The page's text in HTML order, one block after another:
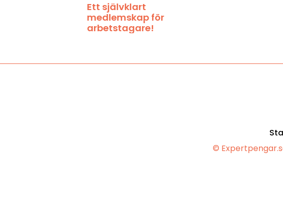
Ett självklart
medlemskap för
arbetstagare!
©